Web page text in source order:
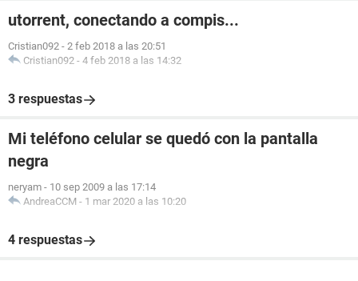
utorrent, conectando a compis...
Cristian092 - 2 feb 2018 a las 20:51
Cristian092 - 4 feb 2018 a las 14:32
3 respuestas
Mi teléfono celular se quedó con la pantalla
negra
neryam - 10 sep 2009 a las 17:14
AndreaCCM - 1 mar 2020 a las 10:20
4 respuestas